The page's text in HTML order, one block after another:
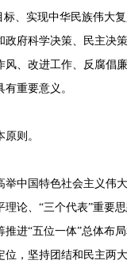
、实现中华民族伟大
府科学决策、民主决
、改进工作、反腐倡
重要意义。
则。
中国特色社会主义伟
论、“三个代表”重要
进“五位一体”总体布
，坚持团结和民主两